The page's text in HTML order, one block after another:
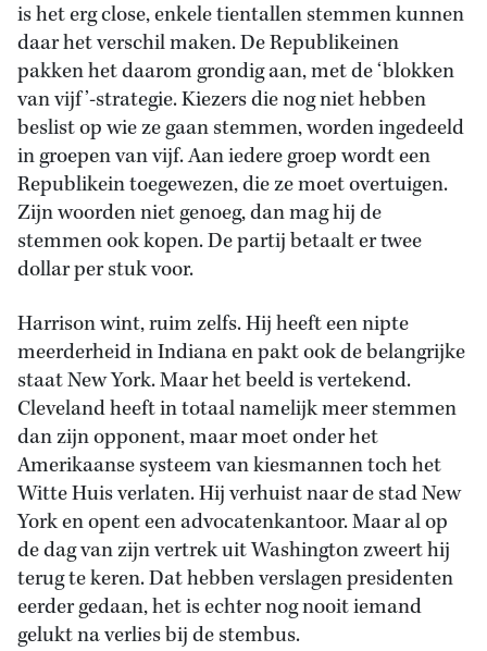
is het erg close, enkele tientallen stemmen kunnen
daar het verschil maken. De Republikeinen
pakken het daarom grondig aan, met de ‘blokken
van vijf’-strategie. Kiezers die nog niet hebben
beslist op wie ze gaan stemmen, worden ingedeeld
in groepen van vijf. Aan iedere groep wordt een
Republikein toegewezen, die ze moet overtuigen.
Zijn woorden niet genoeg, dan mag hij de
stemmen ook kopen. De partij betaalt er twee
dollar per stuk voor.
Harrison wint, ruim zelfs. Hij heeft een nipte
meerderheid in Indiana en pakt ook de belangrijke
staat New York. Maar het beeld is vertekend.
Cleveland heeft in totaal namelijk meer stemmen
dan zijn opponent, maar moet onder het
Amerikaanse systeem van kiesmannen toch het
Witte Huis verlaten. Hij verhuist naar de stad New
York en opent een advocatenkantoor. Maar al op
de dag van zijn vertrek uit Washington zweert hij
terug te keren. Dat hebben verslagen presidenten
eerder gedaan, het is echter nog nooit iemand
gelukt na verlies bij de stembus.